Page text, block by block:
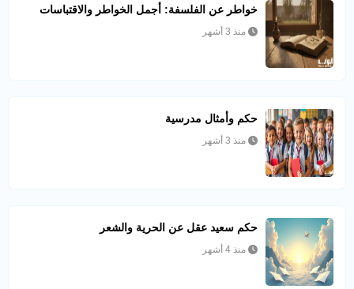
خواطر عن الفلسفة: أجمل الخواطر والاقتباسات
منذ 3 أشهر
حكم وأمثال مدرسية
منذ 3 أشهر
حكم سعيد عقل عن الحرية والشعر
منذ 4 أشهر